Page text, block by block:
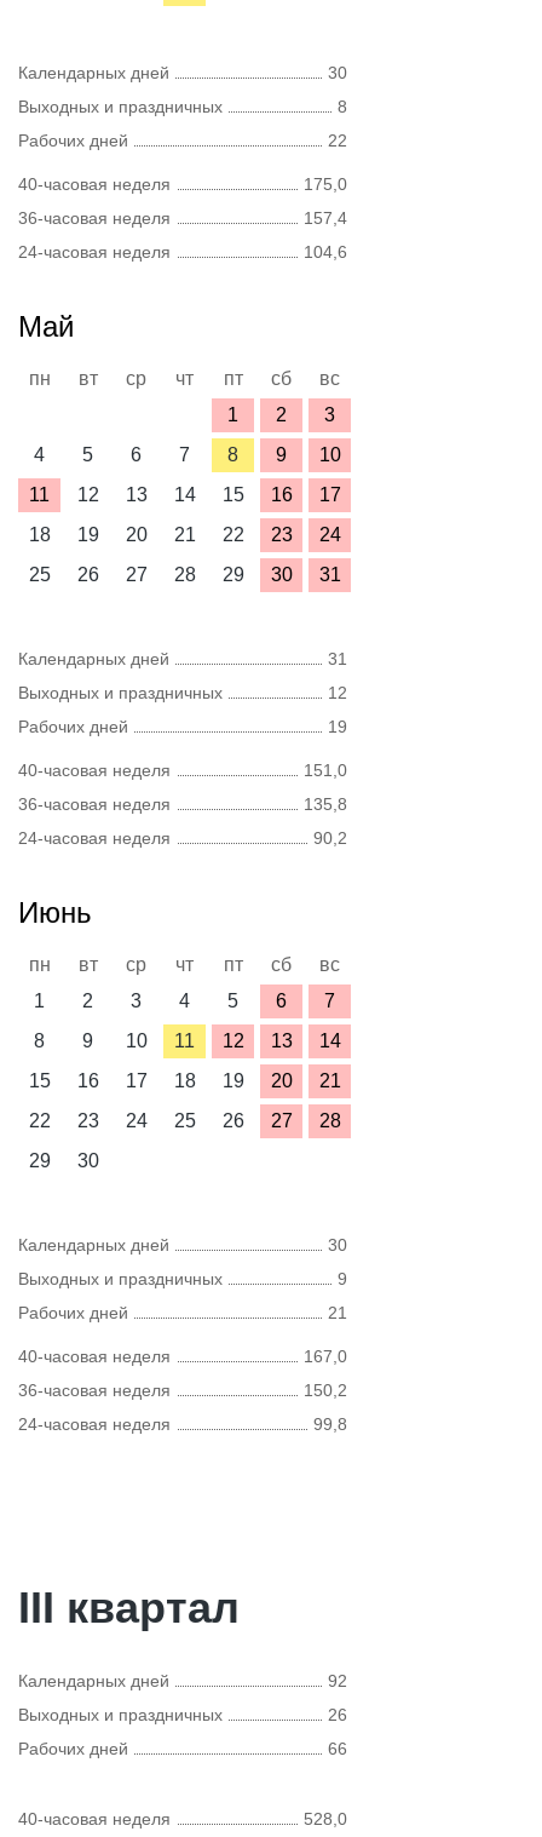
Календарных дней
30
Выходных и праздничных
8
Рабочих дней
22
40-часовая неделя
175,0
36-часовая неделя
157,4
24-часовая неделя
104,6
Май
пн вт ср чт пт сб
вс
1
2
3
4
5 6 7 8 9
10
11
12 13 14 15 16
17
18
19 20 21 22 23
24
25
26 27 28 29 30 31
Календарных дней
31
Выходных и праздничных
12
Рабочих дней
19
40-часовая неделя
151,0
36-часовая неделя
135,8
24-часовая неделя
90,2
Июнь
пн вт ср чт пт сб
вс
1
2 3 4 5 6
7
8
9 10 11 12 13
14
15
16 17 18 19 20
21
22
23 24 25 26 27
28
29
30
Календарных дней
30
Выходных и праздничных
9
Рабочих дней
21
40-часовая неделя
167,0
36-часовая неделя
150,2
24-часовая неделя
99,8
III квартал
Календарных дней
92
Выходных и праздничных
26
Рабочих дней
66
40-часовая неделя 528,0